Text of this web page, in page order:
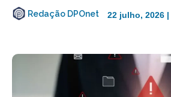
Redação DPOnet 22 julho, 2026 |